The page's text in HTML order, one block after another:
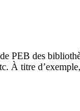
PEB des
À titre